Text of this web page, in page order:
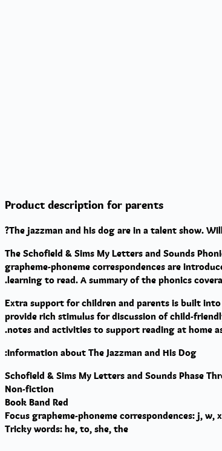
Product description for parents
The jazzman and his dog are in a talent show.
TheSchofield & Sims My Letters and Sounds
grapheme-phoneme correspondences are
learning to read. A summary of the phonics
.
Extra support for children and parents is built
provide rich stimulus for discussion of child-
notes and activities to support reading at home
Information aboutThe Jazzman and His Dog
:
Schofield & Sims My Letters and SoundsPhase
Non-fiction
Book Band Red
Focus grapheme-phoneme correspondences: j, w,
Tricky words: he, to, she, the